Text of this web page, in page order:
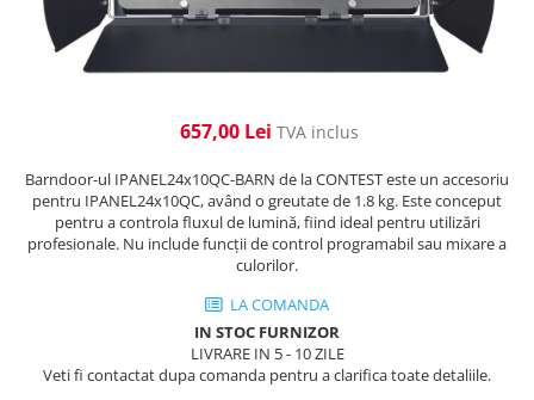
Accesorii Microfoane
Mixere audio
Instalații audio
Boxe PA (Public Address)
Control Audio
Playere Audio
Software DMX
Wireless DMX
Efecte DJ & Club
Stroboscoape LED
UV & Blacklight
Decor
Conectori
Conectori Pro
657,00 Lei TVA inclus
Barndoor-ul IPANEL24x10QC-BARN de la CONTEST este un accesoriu
pentru IPANEL24x10QC, având o greutate de 1.8 kg. Este conceput
pentru a controla fluxul de lumină, fiind ideal pentru utilizări
profesionale. Nu include funcții de control programabil sau mixare a
culorilor.
LA COMANDA
IN STOC FURNIZOR
LIVRARE IN 5 - 10 ZILE
Veti fi contactat dupa comanda pentru a clarifica toate detaliile.